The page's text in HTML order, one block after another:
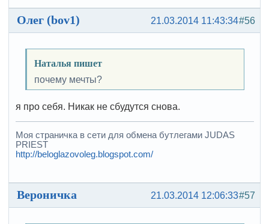
#56
21.03.2014 11:43:34
Олег (bov1)
Наталья пишет
почему мечты?
я про себя. Никак не сбудутся снова.
Моя страничка в сети для обмена бутлегами JUDAS
PRIEST
http://beloglazovoleg.blogspot.com/
#57
21.03.2014 12:06:33
Вероничка